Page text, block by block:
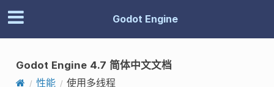
Godot Engine
Godot Engine 4.7 简体中文文档
性能
使用多线程